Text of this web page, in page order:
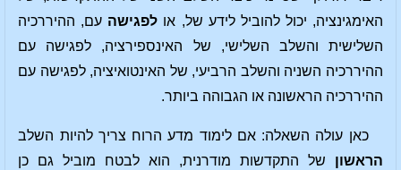
האימגינציה, יכול להוביל לידע של, או לפגישה עם, ההיררכיה
השלישית והשלב השלישי, של האינספירציה, לפגישה עם
ההיררכיה השניה והשלב הרביעי, של האינטואיציה, לפגישה עם
ההיררכיה הראשונה או הגבוהה ביותר.
כאן עולה השאלה: אם לימוד מדע הרוח צריך להיות השלב
הראשון של התקדשות מודרנית, הוא לבטח מוביל גם כן